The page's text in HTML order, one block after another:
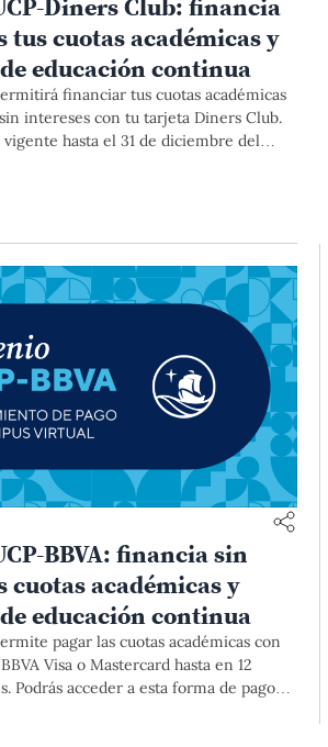
tus cuotas académicas y
educación continua
financiar tus cuotas académicas
intereses con tu tarjeta Diners Club.
hasta el 31 de diciembre del
posgrado, así como para deudas de
BBVA: financia sin
cuotas académicas y
educación continua
pagar las cuotas académicas con
Visa o Mastercard hasta en 12
Podrás acceder a esta forma de pago
del 2026 para pregrado y posgrado,